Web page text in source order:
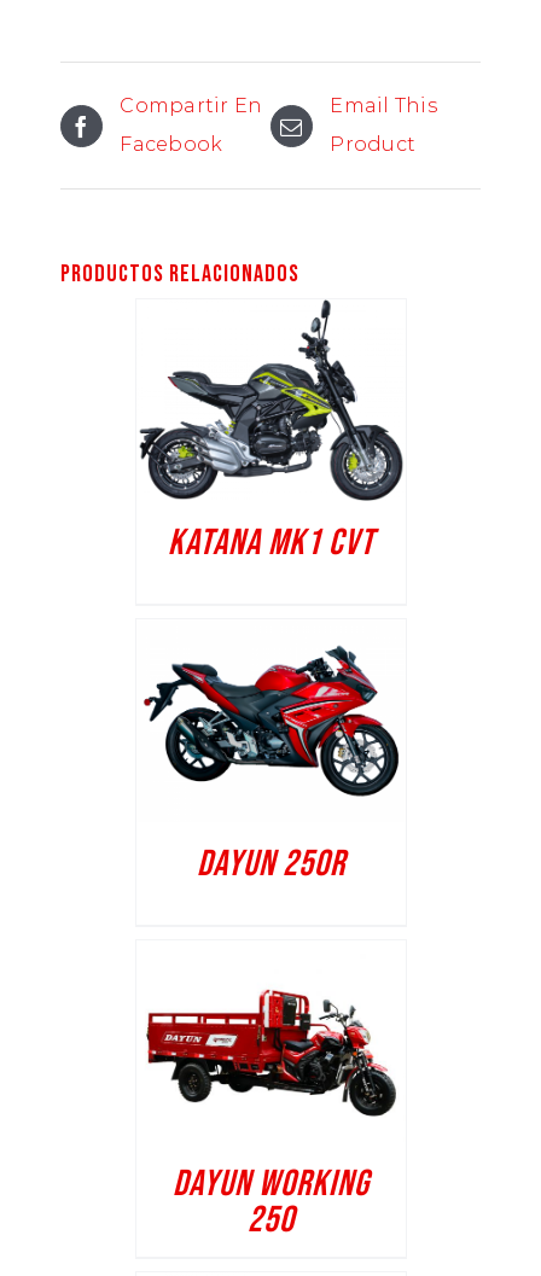
Compartir En
Facebook
Email This
Product
Productos relacionados
KATANA MK1 CVT
DAYUN 250R
DAYUN WORKING
250